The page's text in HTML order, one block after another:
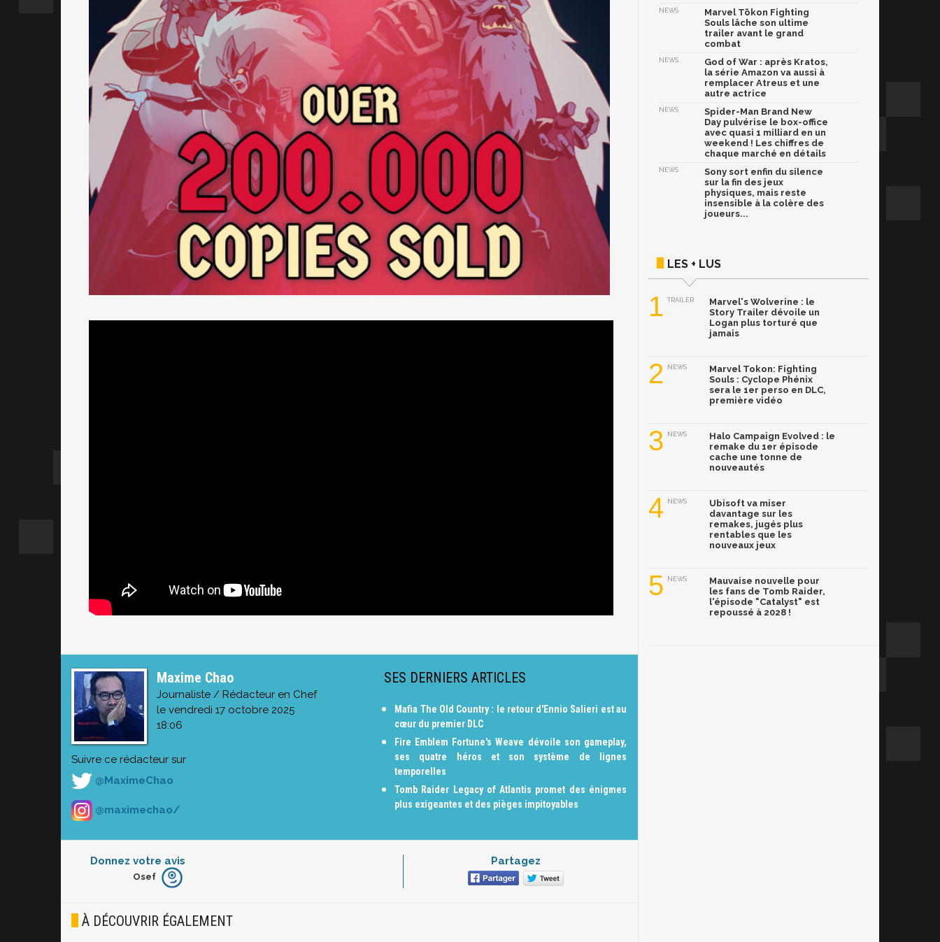
Maxime Chao
Journaliste / Rédacteur en Chef
le vendredi 17 octobre 2025
18:06
Suivre ce rédacteur sur
@MaximeChao
@maximechao/
SES DERNIERS ARTICLES
Mafia The Old Country : le retour d'Ennio Salieri est au
cœur du premier DLC
Fire Emblem Fortune's Weave dévoile son gameplay,
ses quatre héros et son système de lignes
temporelles
Tomb Raider Legacy of Atlantis promet des énigmes
plus exigeantes et des pièges impitoyables
Donnez votre avis
Furieux
Osef
Partagez
À DÉCOUVRIR ÉGALEMENT
NEWS
Marvel Tōkon Fighting
Souls lâche son ultime
trailer avant le grand
combat
NEWS
God of War : après Kratos,
la série Amazon va aussi à
remplacer Atreus et une
autre actrice
NEWS
Spider-Man Brand New
Day pulvérise le box-office
avec quasi 1 milliard en un
weekend ! Les chiffres de
chaque marché en détails
NEWS
Sony sort enfin du silence
sur la fin des jeux
physiques, mais reste
insensible à la colère des
joueurs...
LES + LUS
1 TRAILER
Marvel's Wolverine : le
Story Trailer dévoile un
Logan plus torturé que
jamais
2 NEWS
Marvel Tokon: Fighting
Souls : Cyclope Phénix
sera le 1er perso en DLC,
première vidéo
3 NEWS
Halo Campaign Evolved : le
remake du 1er épisode
cache une tonne de
nouveautés
4 NEWS
Ubisoft va miser
davantage sur les
remakes, jugés plus
rentables que les
nouveaux jeux
5 NEWS
Mauvaise nouvelle pour
les fans de Tomb Raider,
l'épisode "Catalyst" est
repoussé à 2028 !